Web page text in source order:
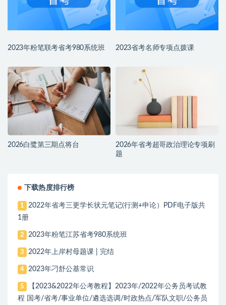
2023年粉笔联考省考980系统班 2023省考名师专项点拨课
2026白鹭第三期点将台
2026年省考超哥政治理论专项刷
题
下载热度排行榜
1
2022年省考三更学长状元笔记(行测+申论）PDF电子版共
1册
2 2023年粉笔江苏省考980系统班
3 2022年上岸村母题课 | 完结
4 2023年刁舒公基常识
5
【2023&2022年公考教程】2023年/2022年公务员考试教
程 国考/省考/事业单位/遴选选调/时政热点/军队文职/公务员